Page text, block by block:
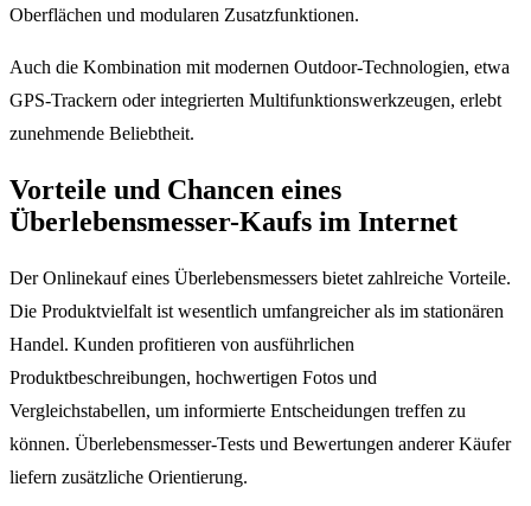
Oberflächen und modularen Zusatzfunktionen.
Auch die Kombination mit modernen Outdoor-Technologien, etwa
GPS-Trackern oder integrierten Multifunktionswerkzeugen, erlebt
zunehmende Beliebtheit.
Vorteile und Chancen eines
Überlebensmesser-Kaufs im Internet
Der Onlinekauf eines Überlebensmessers bietet zahlreiche Vorteile.
Die Produktvielfalt ist wesentlich umfangreicher als im stationären
Handel. Kunden profitieren von ausführlichen
Produktbeschreibungen, hochwertigen Fotos und
Vergleichstabellen, um informierte Entscheidungen treffen zu
können. Überlebensmesser-Tests und Bewertungen anderer Käufer
liefern zusätzliche Orientierung.